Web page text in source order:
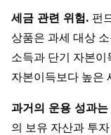
세금 관련 위험. 펀
상품은 과세 대상
소득과 단기 자본
자본이득보다 높은
과거의 운용 성과
의 보유 자산과 투